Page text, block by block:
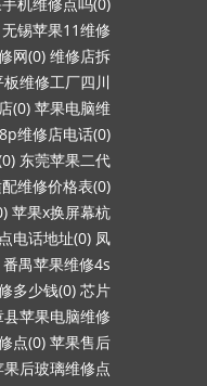
无锡苹果11维修
网(0) 维修店拆
维修工厂四川
(0) 苹果电脑维
维修店电话(0)
东莞苹果二代
维修价格表(0)
苹果x换屏幕杭
电话地址(0) 凤
番禺苹果维修4s
多少钱(0) 芯片
县苹果电脑维修
点(0) 苹果售后
后玻璃维修点